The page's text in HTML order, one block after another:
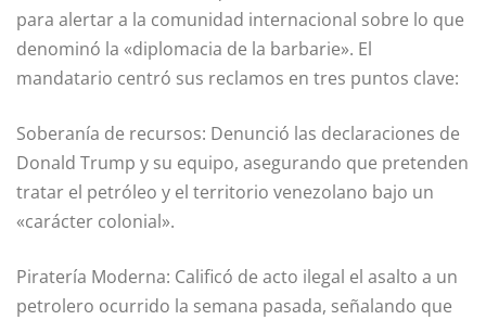
para alertar a la comunidad internacional sobre lo que
denominó la «diplomacia de la barbarie». El
mandatario centró sus reclamos en tres puntos clave:
Soberanía de recursos: Denunció las declaraciones de
Donald Trump y su equipo, asegurando que pretenden
tratar el petróleo y el territorio venezolano bajo un
«carácter colonial».
Piratería Moderna: Calificó de acto ilegal el asalto a un
petrolero ocurrido la semana pasada, señalando que